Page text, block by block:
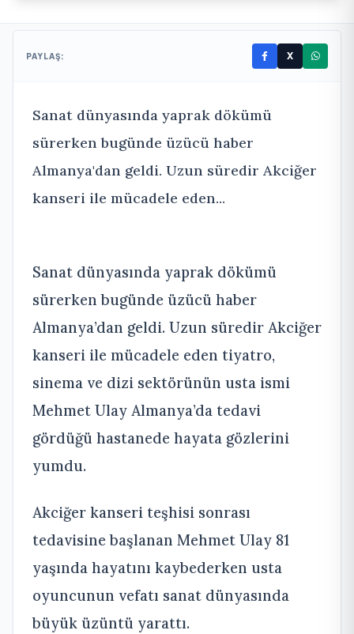
PAYLAŞ: X
Sanat dünyasında yaprak dökümü
sürerken bugünde üzücü haber
Almanya'dan geldi. Uzun süredir Akciğer
kanseri ile mücadele eden...
Sanat dünyasında yaprak dökümü
sürerken bugünde üzücü haber
Almanya’dan geldi. Uzun süredir Akciğer
kanseri ile mücadele eden tiyatro,
sinema ve dizi sektörünün usta ismi
Mehmet Ulay Almanya’da tedavi
gördüğü hastanede hayata gözlerini
yumdu.
Akciğer kanseri teşhisi sonrası
tedavisine başlanan Mehmet Ulay 81
yaşında hayatını kaybederken usta
oyuncunun vefatı sanat dünyasında
büyük üzüntü yarattı.